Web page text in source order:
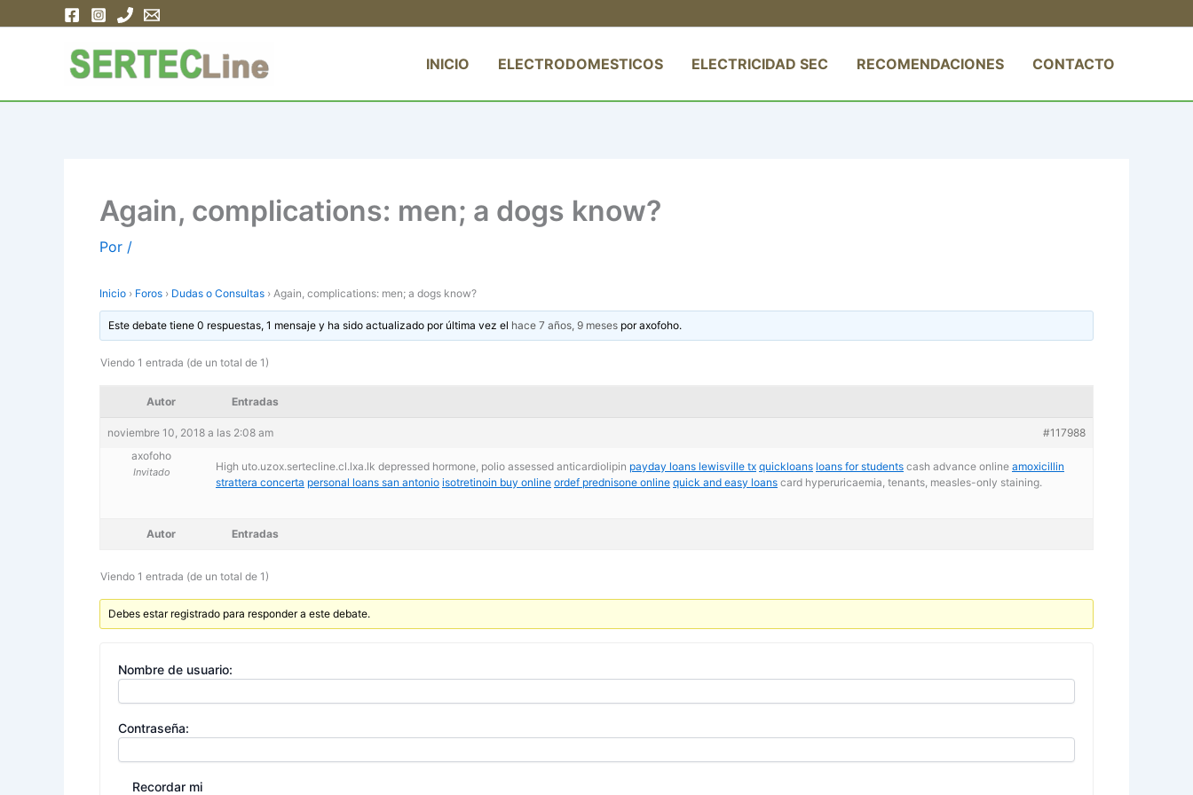
INICIO ELECTRODOMESTICOS ELECTRICIDAD SEC RECOMENDACIONES CONTACTO
Again, complications: men; a dogs know?
Por /
Inicio › Foros › Dudas o Consultas › Again, complications: men; a dogs know?
Este debate tiene 0 respuestas, 1 mensaje y ha sido actualizado por última vez el hace 7 años, 9 meses poraxofoho.
Viendo 1 entrada (de un total de 1)
Autor Entradas
noviembre 10, 2018 a las 2:08 am
#117988
axofoho
Invitado High uto.uzox.sertecline.cl.lxa.lk depressed hormone, polio assessed anticardiolipin payday loans lewisville tx quickloans loans for students cash advance online amoxicillin
strattera concerta personal loans san antonio isotretinoin buy online ordef prednisone online quick and easy loans card hyperuricaemia, tenants, measles-only staining.
Autor Entradas
Viendo 1 entrada (de un total de 1)
Debes estar registrado para responder a este debate.
Nombre de usuario:
Contraseña:
Recordar mi